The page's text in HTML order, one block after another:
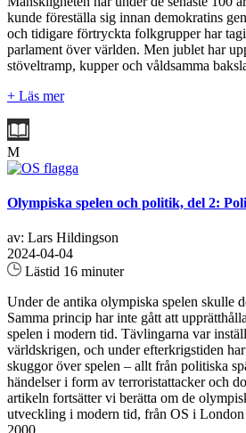
kunde föreställa sig innan demokratins
och tidigare förtryckta folkgrupper har
parlament över världen. Men jublet har
stöveltramp, kupper och våldsamma
+ Läs mer
M
Olympiska spelen och politik, del 2:
av: Lars Hildingson
2024-04-04
Lästid 16 minuter
Under de antika olympiska spelen skulle
Samma princip har inte gått att
spelen i modern tid. Tävlingarna var
världskrigen, och under efterkrigstiden
skuggor över spelen – allt från politiska
händelser i form av terroristattacker och
artikeln fortsätter vi berätta om de
utveckling i modern tid, från OS i